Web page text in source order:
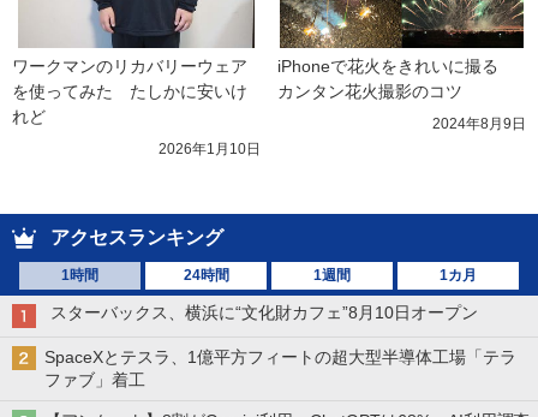
ワークマンのリカバリーウェア
を使ってみた　たしかに安いけ
れど
2026年1月10日
iPhoneで花火をきれいに撮る
カンタン花火撮影のコツ
2024年8月9日
アクセスランキング
1時間 24時間 1週間 1カ月
スターバックス、横浜に“文化財カフェ”8月10日オープン
SpaceXとテスラ、1億平方フィートの超大型半導体工場「テラ
ファブ」着工